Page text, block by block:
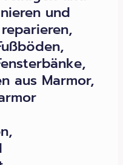
und
aus Marmor,